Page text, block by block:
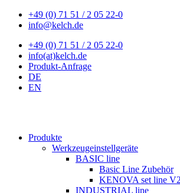
+49 (0) 71 51 / 2 05 22-0
info@kelch.de
+49 (0) 71 51 / 2 05 22-0
info(at)kelch.de
Produkt-Anfrage
DE
EN
Produkte
Werkzeugeinstellgeräte
BASIC line
Basic Line Zubehör
KENOVA set line
INDUSTRIAL line